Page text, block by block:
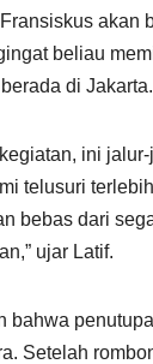
akan
beliau
di Jakarta.
ini
telusuri
bebas dari
ujar Latif.
bahwa
Setelah